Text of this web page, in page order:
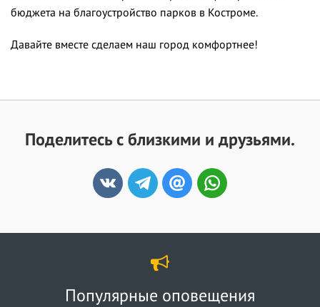
бюджета на благоустройство парков в Костроме.
Давайте вместе сделаем наш город комфортнее!
Поделитесь с близкими и друзьями.
Популярные оповещения